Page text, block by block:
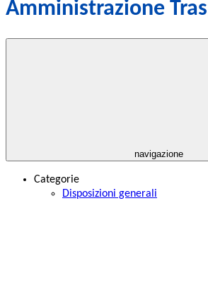
Amministrazione
navigazione
Categorie
Disposizioni generali